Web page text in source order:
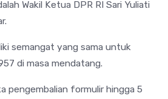
Wakil Ketua DPR RI Sari Yuliati
semangat yang sama untuk
di masa mendatang.
pengembalian formulir hingga 5